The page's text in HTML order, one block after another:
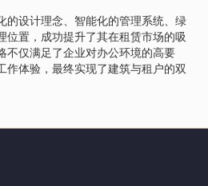
的设计理念、智能化的管理系统、绿
位置，成功提升了其在租赁市场的吸
不仅满足了企业对办公环境的高要
作体验，最终实现了建筑与租户的双